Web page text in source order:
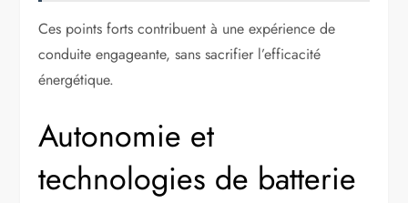
Ces points forts contribuent à une expérience de
conduite engageante, sans sacrifier l’efficacité
énergétique.
Autonomie et
technologies de batterie